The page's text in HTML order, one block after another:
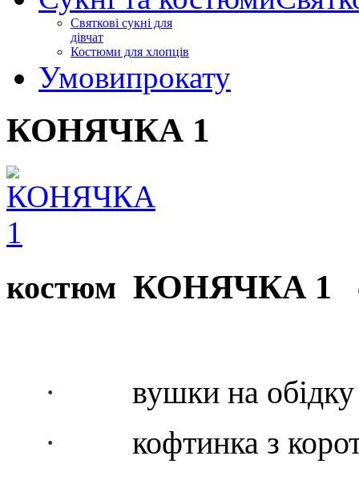
Святкові сукні для
дівчат
Костюми для хлопців
Умовипрокату
КОНЯЧКА 1
костюм КОНЯЧКА 1
·
вушки на обідку
·
кофтинка з